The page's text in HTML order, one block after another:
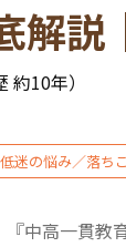
解説
10年）
迷の悩み／落ち
中高一貫教